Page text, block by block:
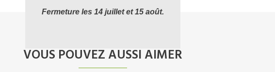
VOUS POUVEZ AUSSI AIMER
Fermeture les 14 juillet et 15 août.